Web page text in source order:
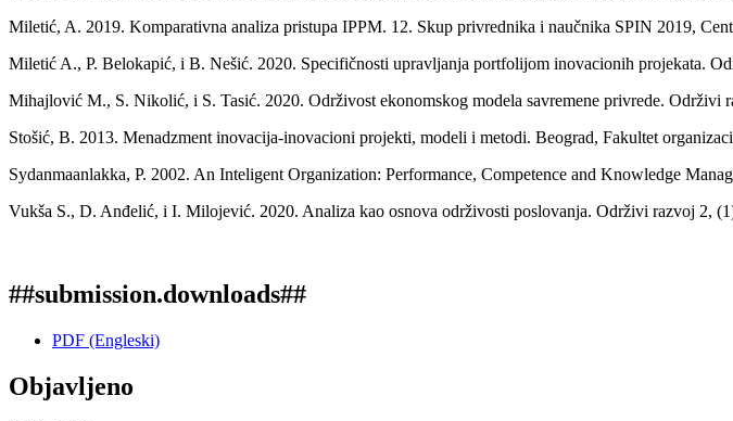
Miletić, A. 2019. Komparativna analiza pristupa IPPM. 12. Skup privrednika i naučnika SPIN 2019,
Miletić A., P. Belokapić, i B. Nešić. 2020. Specifičnosti upravljanja portfolijom inovacionih projekata.
Mihajlović M., S. Nikolić, i S. Tasić. 2020. Održivost ekonomskog modela savremene privrede. Održivi
Stošić, B. 2013. Menadzment inovacija-inovacioni projekti, modeli i metodi. Beograd, Fakultet
Sydanmaanlakka, P. 2002. An Inteligent Organization: Performance, Competence and Knowledge
Vukša S., D. Anđelić, i I. Milojević. 2020. Analiza kao osnova održivosti poslovanja. Održivi razvoj 2,
##submission.downloads##
PDF (Engleski)
Objavljeno